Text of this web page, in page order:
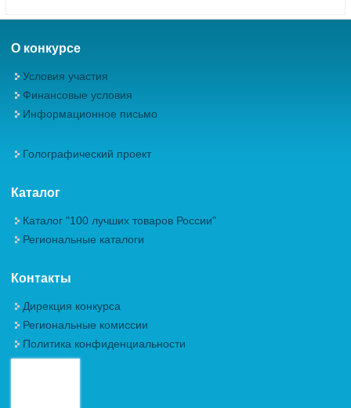
О конкурсе
Условия участия
Финансовые условия
Информационное письмо
Голографический проект
Каталог
Каталог "100 лучших товаров России"
Региональные каталоги
Контакты
Дирекция конкурса
Региональные комиссии
Политика конфиденциальности